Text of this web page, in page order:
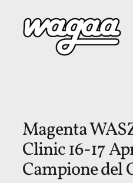
contenuto
Magenta
Clinic 16-17
Campione del